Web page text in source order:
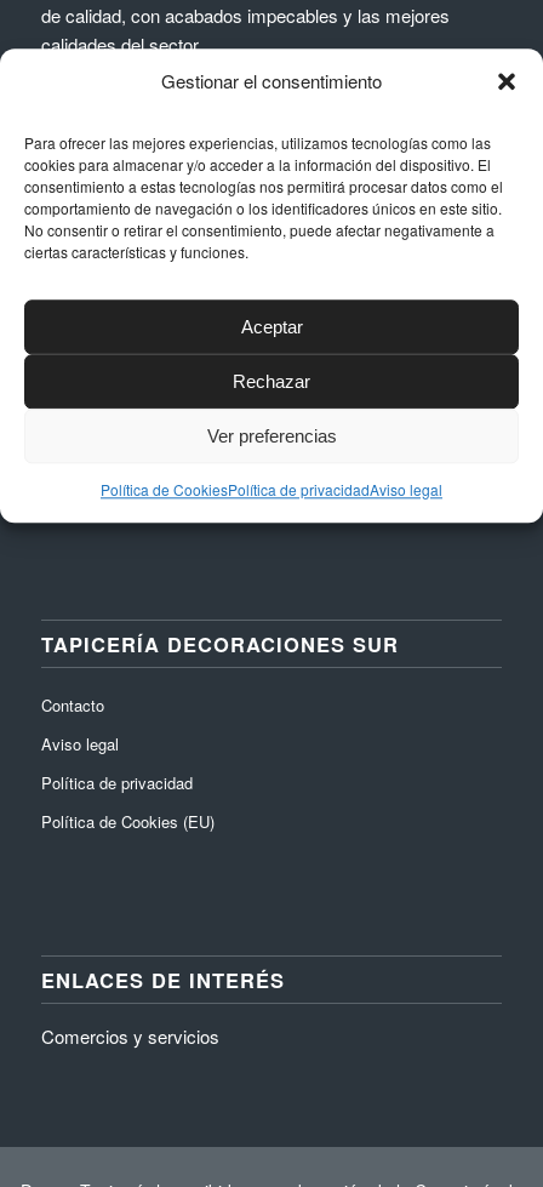
Gestionar el consentimiento
Para ofrecer las mejores experiencias, utilizamos tecnologías como las
cookies para almacenar y/o acceder a la información del dispositivo. El
consentimiento a estas tecnologías nos permitirá procesar datos como el
comportamiento de navegación o los identificadores únicos en este sitio.
No consentir o retirar el consentimiento, puede afectar negativamente a
ciertas características y funciones.
Aceptar
Rechazar
Ver preferencias
Política de CookiesPolítica de privacidadAviso legal
de calidad, con acabados impecables y las mejores
calidades del sector.
DATOS DE CONTACTO
Calle Níquel, 24, Polígono La Albarizas,
29603, Marbella (Málaga)
TAPICERÍA DECORACIONES SUR
Contacto
Aviso legal
Política de privacidad
Política de Cookies (EU)
ENLACES DE INTERÉS
Comercios y servicios